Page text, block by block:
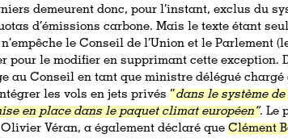
demeurent donc, pour l’instant,exclus du
d’émissions carbone. Mais le texte étant
le Conseil de l’Union et le Parlement
pour le modifier en supprimant cette exception.
au Conseil en tant que ministre délégué chargé
les vols en jets privés “dans le système
en place dans le paquet climat européen”. Le
Véran, a également déclaré queClément